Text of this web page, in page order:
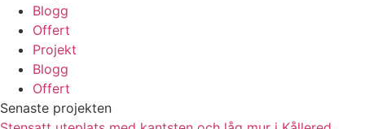
Blogg
Offert
Projekt
Blogg
Offert
Senaste projekten